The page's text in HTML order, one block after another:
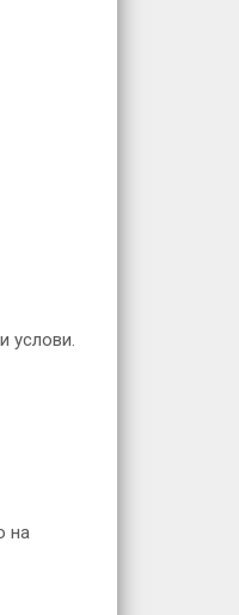
услови.
на